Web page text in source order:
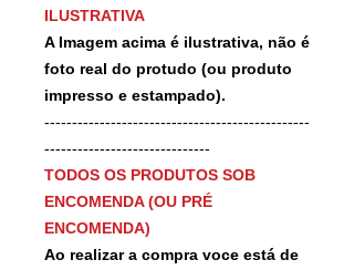
ILUSTRATIVA
A Imagem acima é ilustrativa, não é
foto real do protudo (ou produto
impresso e estampado).
------------------------------------------------
------------------------------
TODOS OS PRODUTOS SOB
ENCOMENDA (OU PRÉ
ENCOMENDA)
Ao realizar a compra voce está de